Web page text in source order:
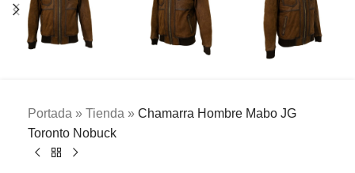
Portada » Tienda » Chamarra Hombre Mabo JG
Toronto Nobuck